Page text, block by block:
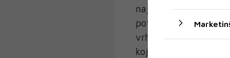
najznačajnijih
potvrda da BiH ima
vrhunske
kojem će se stvarati